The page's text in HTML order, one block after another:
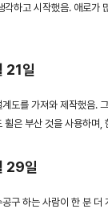
각하고 시작했음. 애로가
21일
도를 가져와 제작했음.
휠은 부산 것을 사용하며,
29일
구 하는 사람이 한 분 더